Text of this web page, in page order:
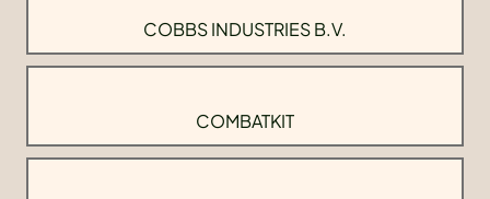
COBBS INDUSTRIES B.V.
COMBATKIT